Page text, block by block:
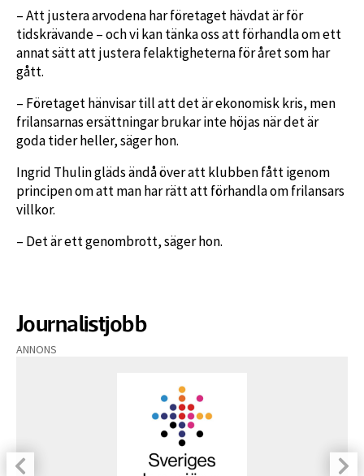
– Att justera arvodena har företaget hävdat är för
tidskrävande – och vi kan tänka oss att förhandla om ett
annat sätt att justera felaktigheterna för året som har
gått.
– Företaget hänvisar till att det är ekonomisk kris, men
frilansarnas ersättningar brukar inte höjas när det är
goda tider heller, säger hon.
Ingrid Thulin gläds ändå över att klubben fått igenom
principen om att man har rätt att förhandla om frilansars
villkor.
– Det är ett genombrott, säger hon.
Journalistjobb
ANNONS